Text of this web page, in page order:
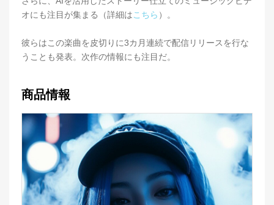
オにも注目が集まる（詳細はこちら ）。
彼らはこの楽曲を皮切りに3カ月連続で配信リリースを行な
うことも発表。次作の情報にも注目だ。
商品情報